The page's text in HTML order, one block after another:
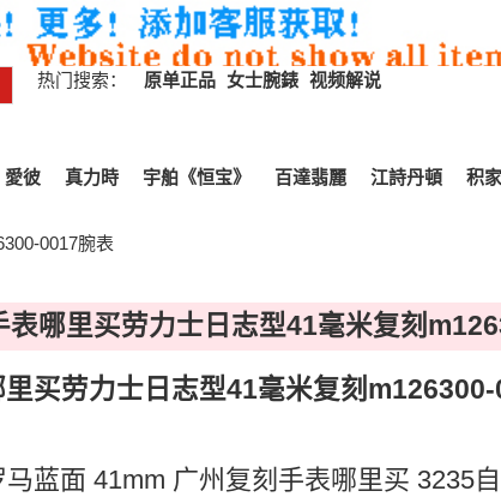
热门搜索： 原单正品 女士腕錶 视频解说
愛彼 真力時 宇舶《恒宝》 百達翡麗 江詩丹頓 积家
0017腕表
表哪里买劳力士日志型41毫米复刻
买劳力士日志型41毫米复刻
蓝面 41mm 广州复刻手表哪里买 3235